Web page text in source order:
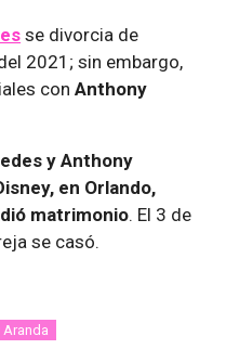
se divorcia de
2021; sin embargo,
con Anthony
y Anthony
en Orlando,
matrimonio. El 3 de
se casó.
Aranda